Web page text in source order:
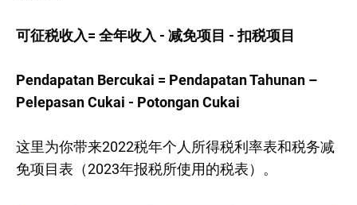
可征税收入= 全年收入 - 减免项目 - 扣税项目
Pendapatan Bercukai = Pendapatan Tahunan –
Pelepasan Cukai - Potongan Cukai
这里为你带来2022税年个人所得税利率表和税务减
免项目表（2023年报税所使用的税表）。